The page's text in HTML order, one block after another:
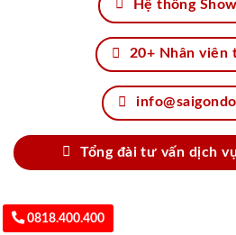
Hệ thống
20+ Nhân viên
Tổng đài tư vấn dịch
0818.400.400